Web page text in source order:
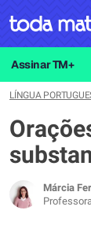
Assinar TM+
LÍNGUA
Márcia